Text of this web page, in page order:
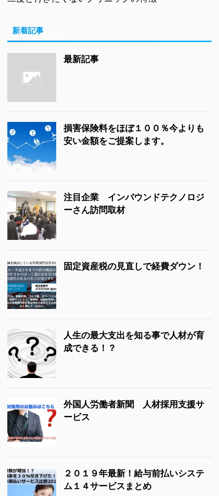
新着記事
最新記事
損害保険料をほぼ１００％今よりも
安い金額をご提案します。
注目企業 インバウンドテクノロジ
ーさん訪問取材
固定資産税の見直しで経費ダウン！
人生の最大支出を知る事で人材が育
成できる！？
外国人労働者新聞 人材採用支援サ
ービス
２０１９年最新！給与前払いシステ
ム１４サービスまとめ